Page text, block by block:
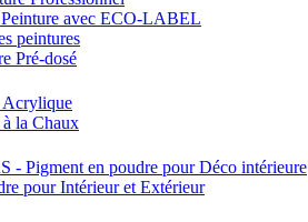
avec ECO-LABEL
peintures
Pré-dosé
Acrylique
la Chaux
Pigment en poudre pour Déco intérieure
pour Intérieur et Extérieur